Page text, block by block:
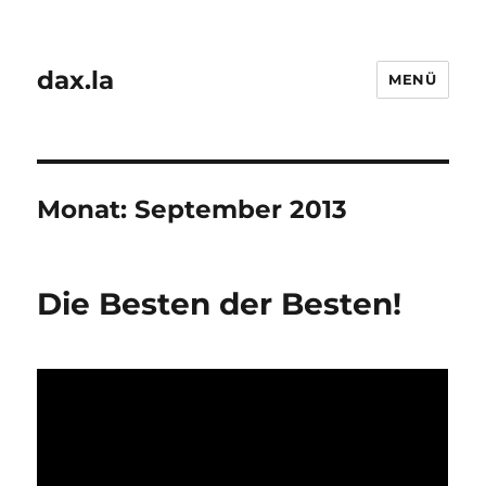
dax.la MENÜ
Monat:September 2013
Die Besten der Besten!